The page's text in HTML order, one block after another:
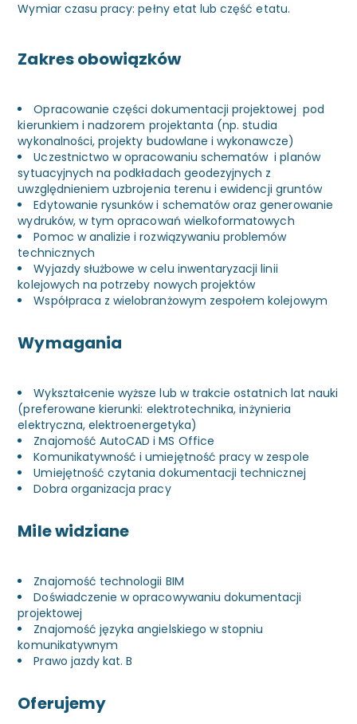
Wymiar czasu pracy: pełny etat lub część etatu.
Zakres obowiązków
Opracowanie części dokumentacji projektowej pod
kierunkiem i nadzorem projektanta (np. studia
wykonalności, projekty budowlane i wykonawcze)
Uczestnictwo w opracowaniu schematów i planów
sytuacyjnych na podkładach geodezyjnych z
uwzględnieniem uzbrojenia terenu i ewidencji gruntów
Edytowanie rysunków i schematów oraz generowanie
wydruków, w tym opracowań wielkoformatowych
Pomoc w analizie i rozwiązywaniu problemów
technicznych
Wyjazdy służbowe w celu inwentaryzacji linii
kolejowych na potrzeby nowych projektów
Współpraca z wielobranżowym zespołem kolejowym
Wymagania
Wykształcenie wyższe lub w trakcie ostatnich lat nauki
(preferowane kierunki: elektrotechnika, inżynieria
elektryczna, elektroenergetyka)
Znajomość AutoCAD i MS Office
Komunikatywność i umiejętność pracy w zespole
Umiejętność czytania dokumentacji technicznej
Dobra organizacja pracy
Mile widziane
Znajomość technologii BIM
Doświadczenie w opracowywaniu dokumentacji
projektowej
Znajomość języka angielskiego w stopniu
komunikatywnym
Prawo jazdy kat. B
Oferujemy